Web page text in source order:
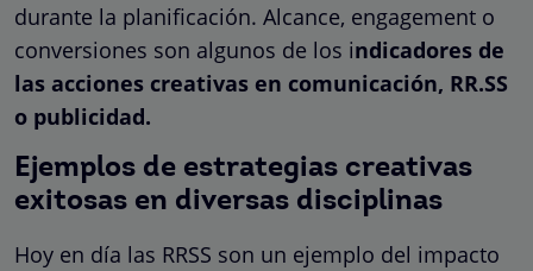
durante la planificación. Alcance, engagement o
conversiones son algunos de los indicadores de
las acciones creativas en comunicación, RR.SS
o publicidad.
Ejemplos de estrategias creativas
exitosas en diversas disciplinas
Hoy en día las RRSS son un ejemplo del impacto